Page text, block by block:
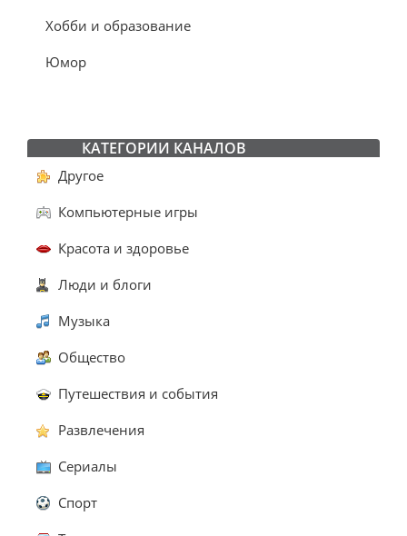
Хобби и образование
Юмор
КАТЕГОРИИ КАНАЛОВ
Другое
Компьютерные игры
Красота и здоровье
Люди и блоги
Музыка
Общество
Путешествия и события
Развлечения
Сериалы
Спорт